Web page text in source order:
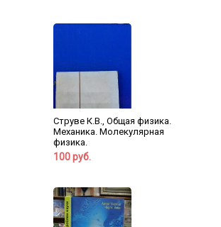
Струве К.В., Общая физика.
Механика. Молекулярная
физика.
100 руб.